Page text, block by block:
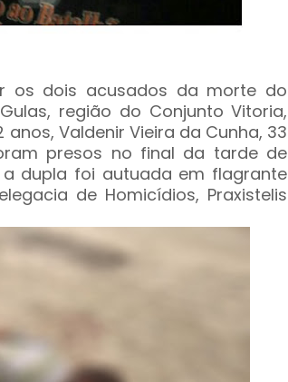
os dois acusados da morte do
região do Conjunto Vitoria,
Valdenir Vieira da Cunha, 33
presos no final da tarde de
dupla foi autuada em flagrante
de Homicídios, Praxistelis